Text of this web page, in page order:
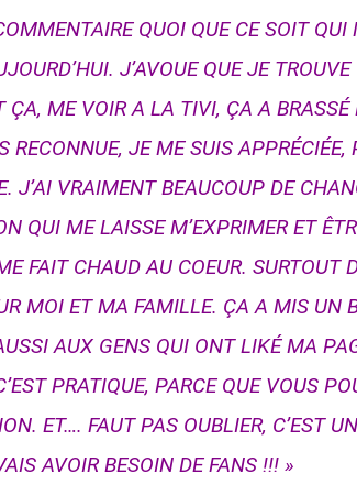
QUOI QUE CE SOIT QUI
J’AVOUE QUE JE TROUVE
ÇA, ME VOIR A LA TIVI, ÇA A BRASSÉ
JE ME SUIS APPRÉCIÉE,
J’AI VRAIMENT BEAUCOUP DE
QUI ME LAISSE M’EXPRIMER ET
FAIT CHAUD AU COEUR. SURTOUT
MOI ET MA FAMILLE. ÇA A MIS UN
AUX GENS QUI ONT LIKÉ MA
PRATIQUE, PARCE QUE VOUS
ET…. FAUT PAS OUBLIER, C’EST UN
AVOIR BESOIN DE FANS !!! »